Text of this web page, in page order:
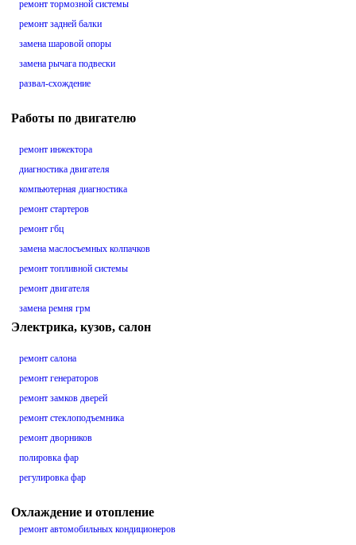
ремонт тормозной системы
ремонт задней балки
замена шаровой опоры
замена рычага подвески
развал-схождение
Работы по двигателю
ремонт инжектора
диагностика двигателя
компьютерная диагностика
ремонт стартеров
ремонт гбц
замена маслосъемных колпачков
ремонт топливной системы
ремонт двигателя
замена ремня грм
Электрика, кузов, салон
ремонт салона
ремонт генераторов
ремонт замков дверей
ремонт стеклоподъемника
ремонт дворников
полировка фар
регулировка фар
Охлаждение и отопление
ремонт автомобильных кондиционеров